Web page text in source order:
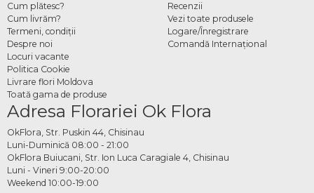
Cum plătesc?
Cum livrăm?
Termeni, condiţii
Despre noi
Locuri vacante
Politica Cookie
Livrare flori Moldova
Toată gama de produse
Recenzii
Vezi toate produsele
Logare/Înregistrare
Comandă Internațional
Adresa Florariei Ok Flora
OkFlora, Str. Puskin 44, Chisinau
Luni-Duminică 08:00 - 21:00
OkFlora Buiucani, Str. Ion Luca Caragiale 4, Chisinau
Luni - Vineri 9:00-20:00
Weekend 10:00-19:00